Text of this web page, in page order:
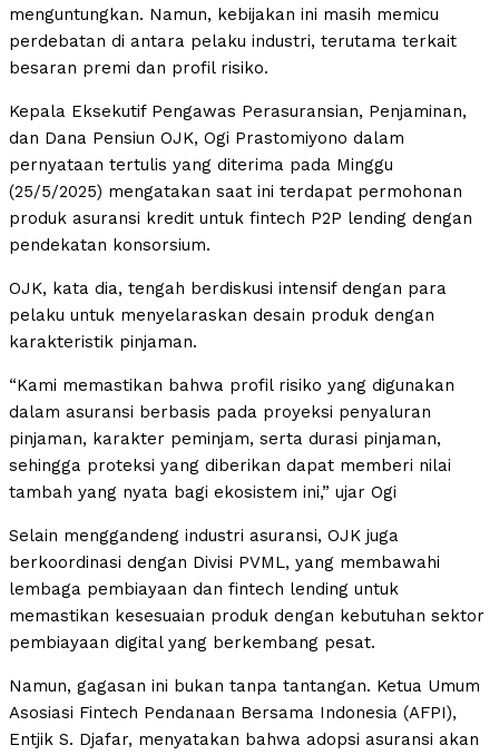
menguntungkan. Namun, kebijakan ini masih memicu
perdebatan di antara pelaku industri, terutama terkait
besaran premi dan profil risiko.
Kepala Eksekutif Pengawas Perasuransian, Penjaminan,
dan Dana Pensiun OJK, Ogi Prastomiyono dalam
pernyataan tertulis yang diterima pada Minggu
(25/5/2025) mengatakan saat ini terdapat permohonan
produk asuransi kredit untuk fintech P2P lending dengan
pendekatan konsorsium.
OJK, kata dia, tengah berdiskusi intensif dengan para
pelaku untuk menyelaraskan desain produk dengan
karakteristik pinjaman.
“Kami memastikan bahwa profil risiko yang digunakan
dalam asuransi berbasis pada proyeksi penyaluran
pinjaman, karakter peminjam, serta durasi pinjaman,
sehingga proteksi yang diberikan dapat memberi nilai
tambah yang nyata bagi ekosistem ini,” ujar Ogi
Selain menggandeng industri asuransi, OJK juga
berkoordinasi dengan Divisi PVML, yang membawahi
lembaga pembiayaan dan fintech lending untuk
memastikan kesesuaian produk dengan kebutuhan sektor
pembiayaan digital yang berkembang pesat.
Namun, gagasan ini bukan tanpa tantangan. Ketua Umum
Asosiasi Fintech Pendanaan Bersama Indonesia (AFPI),
Entjik S. Djafar, menyatakan bahwa adopsi asuransi akan